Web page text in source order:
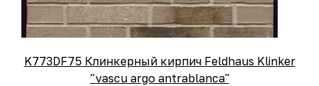
K773DF75 Клинкерный кирпич Feldhaus Klinker
"vascu argo antrablanca"